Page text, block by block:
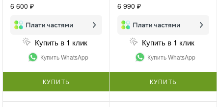
6 600 ₽
Купить в 1 клик
Купить WhatsApp
КУПИТЬ
6 990 ₽
Купить в 1 клик
Купить WhatsApp
КУПИТЬ